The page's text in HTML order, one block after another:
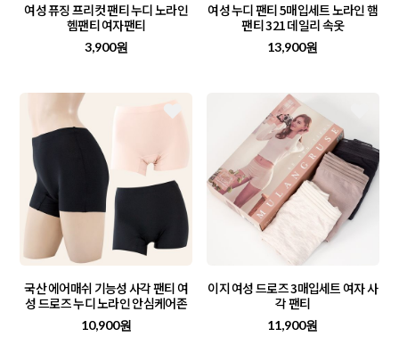
여성 퓨징 프리컷 팬티 누디 노라인
헴팬티 여자팬티
3,900원
여성 누디 팬티 5매입세트 노라인 햄
팬티 321 데일리 속옷
13,900원
국산 에어매쉬 기능성 사각 팬티 여
성 드로즈 누디 노라인 안심케어존
10,900원
이지 여성 드로즈 3매입세트 여자 사
각 팬티
11,900원